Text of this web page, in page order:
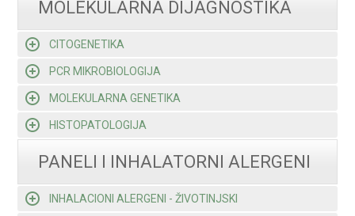
MOLEKULARNA DIJAGNOSTIKA
CITOGENETIKA
PCR MIKROBIOLOGIJA
MOLEKULARNA GENETIKA
HISTOPATOLOGIJA
PANELI I INHALATORNI ALERGENI
INHALACIONI ALERGENI - ŽIVOTINJSKI